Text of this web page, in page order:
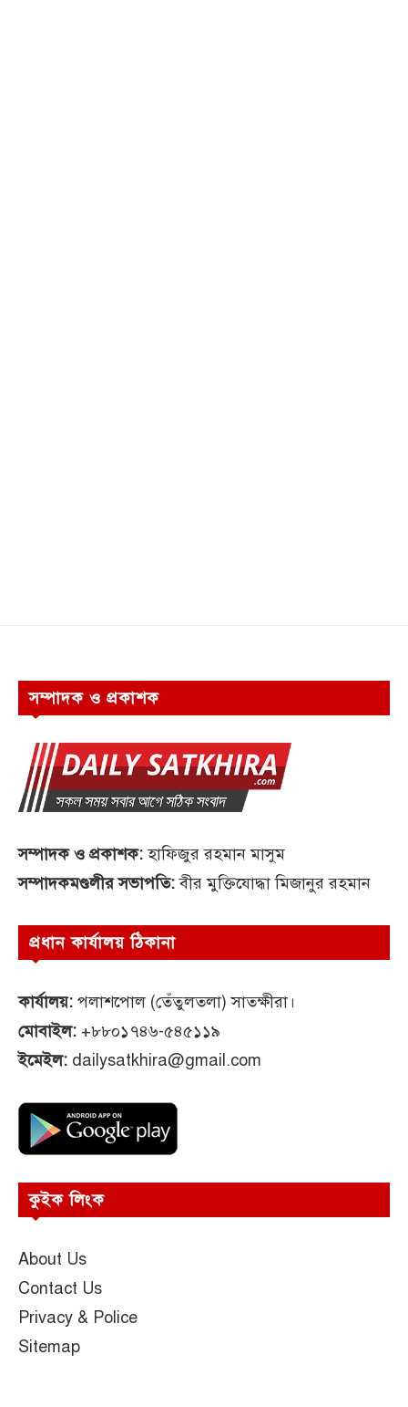
সম্পাদক ও প্রকাশক
সম্পাদক ও প্রকাশক:হাফিজুর রহমান মাসুম
সম্পাদকমণ্ডলীর সভাপতি:বীর মুক্তিযোদ্ধা মিজানুর রহমান
প্রধান কার্যালয় ঠিকানা
কার্যালয়: পলাশপোল (তেঁতুলতলা) সাতক্ষীরা।
মোবাইল: +৮৮০১৭৪৬-৫৪৫১১৯
ইমেইল: dailysatkhira@gmail.com
কুইক লিংক
About Us
Contact Us
Privacy & Police
Sitemap